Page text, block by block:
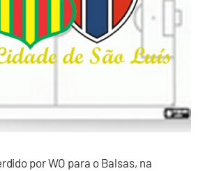
por WO para o Balsas, na